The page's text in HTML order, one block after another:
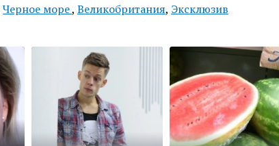
Черное море, Великобритания, Эксклюзив